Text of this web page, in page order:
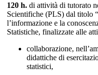
120 h. di attività di tutorato
Scientifiche (PLS) dal titolo
l’informazione e la
Statistiche, finalizzate alle
collaborazione,
didattiche di
statistici,